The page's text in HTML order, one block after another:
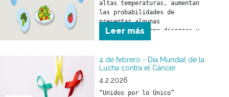
altas temperaturas, aumentan
las probabilidades de
presentar algunas
enfermedades como diarreas y
el SUH (Síndrome urémico
prevenibles con medidas
sencillas como:
Leer más
4 de febrero - Día Mundial de la
Lucha contra el Cáncer
4.2.2026
“Unidos por lo Único”